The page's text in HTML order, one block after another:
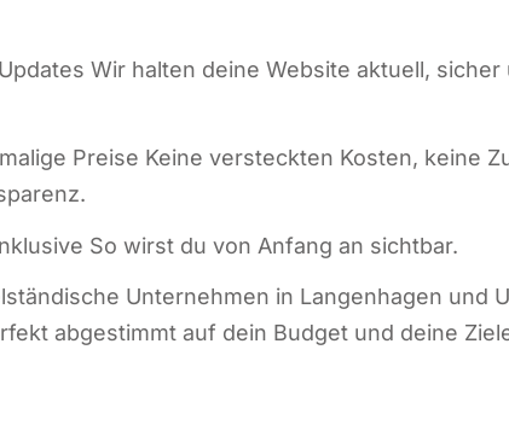
Wir hal­ten dei­ne Web­site aktu­ell, sicher
Prei­se Kei­ne ver­steck­ten Kos­ten, kei­ne
So wirst du von Anfang an sichtbar.
Unter­neh­men in Lan­gen­ha­gen und
abge­stimmt auf dein Bud­get und dei­ne